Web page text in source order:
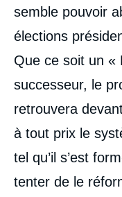
semble pouvoir
élections
Que ce soit un «
successeur, le
retrouvera
à tout prix le
tel qu’il s’est
tenter de le